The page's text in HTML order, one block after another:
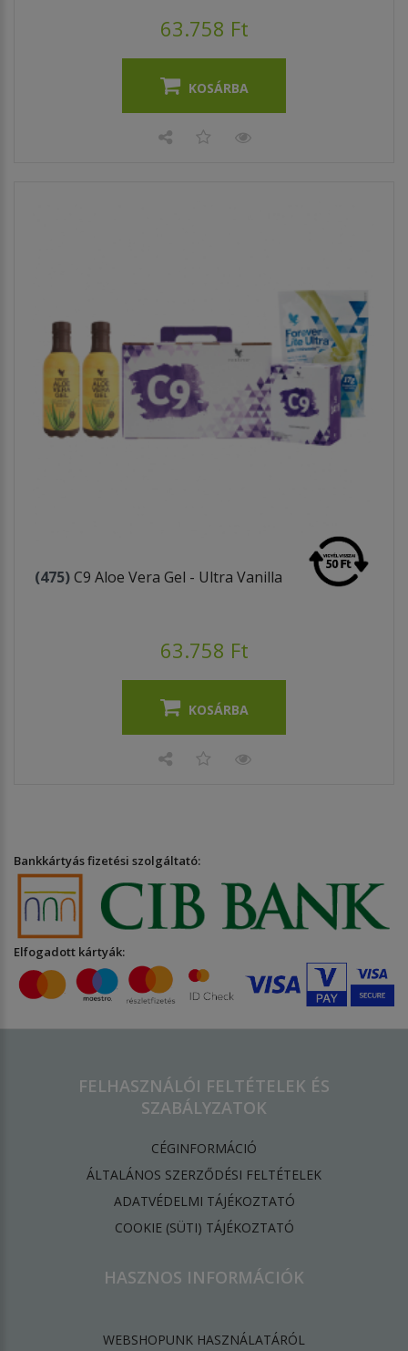
63.758 Ft
KOSÁRBA
(475)C9 Aloe Vera Gel - Ultra Vanilla
63.758 Ft
KOSÁRBA
Bankkártyás fizetési szolgáltató:
Elfogadott kártyák:
FELHASZNÁLÓI FELTÉTELEK ÉS
SZABÁLYZATOK
CÉGINFORMÁCIÓ
ÁLTALÁNOS SZERZŐDÉSI FELTÉTELEK
ADATVÉDELMI TÁJÉKOZTATÓ
​COOKIE (SÜTI) TÁJÉKOZTATÓ
HASZNOS INFORMÁCIÓK
WEBSHOPUNK HASZNÁLATÁRÓL